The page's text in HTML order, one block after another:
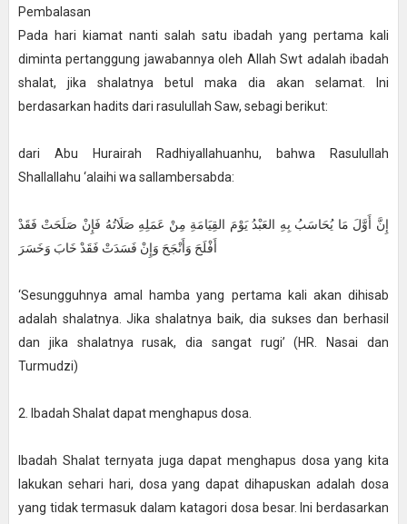
Pembalasan
Pada hari kiamat nanti salah satu ibadah yang pertama kali
diminta pertanggung jawabannya oleh Allah Swt adalah ibadah
shalat, jika shalatnya betul maka dia akan selamat. Ini
berdasarkan hadits dari rasulullah Saw, sebagi berikut:
dari Abu Hurairah Radhiyallahuanhu, bahwa Rasulullah
Shallallahu ‘alaihi wa sallambersabda:
إِنَّ أَوَّلَ مَا يُحَاسَبُ بِهِ العَبْدُ يَوْمَ القِيَامَةِ مِنْ عَمَلِهِ صَلَاتُهُ فَإِنْ صَلَحَتْ فَقَدْ
أَفْلَحَ وَأَنْجَحَ وَإِنْ فَسَدَتْ فَقَدْ خَابَ وَخَسَرَ
‘Sesungguhnya amal hamba yang pertama kali akan dihisab
adalah shalatnya. Jika shalatnya baik, dia sukses dan berhasil
dan jika shalatnya rusak, dia sangat rugi’ (HR. Nasai dan
Turmudzi)
2. Ibadah Shalat dapat menghapus dosa.
Ibadah Shalat ternyata juga dapat menghapus dosa yang kita
lakukan sehari hari, dosa yang dapat dihapuskan adalah dosa
yang tidak termasuk dalam katagori dosa besar. Ini berdasarkan